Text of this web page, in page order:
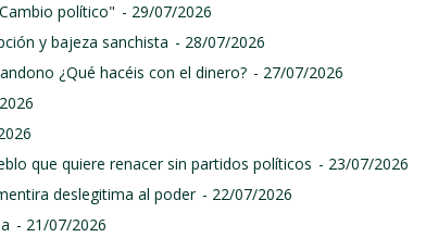
político" - 29/07/2026
y bajeza sanchista - 28/07/2026
¿Qué hacéis con el dinero? - 27/07/2026
que quiere renacer sin partidos políticos - 23/07/2026
deslegitima al poder - 22/07/2026
- 21/07/2026